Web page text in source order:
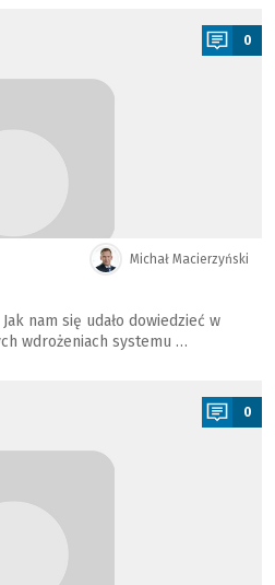
0
Michał Macierzyński
nam się udało dowiedzieć w
wdrożeniach systemu …
0